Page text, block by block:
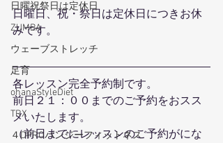
日曜祝祭日は定休日
ZUMBA
ウェーブストレッチ
足育
ohanaStyleDiet
TRX
４DPROバンジーフィットネス
日曜日、祝・祭日は定休日につきお休
みです。
各レッスン完全予約制です。
前日２１：００までのご予約をおスス
メいたします。
（前日までにレッスンのご予約がにな